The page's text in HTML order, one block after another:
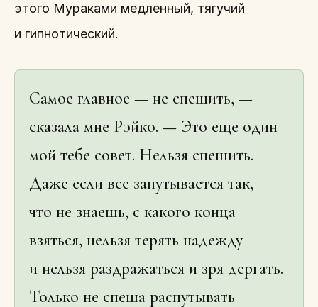
этого Мураками медленный, тягучий
и гипнотический.
Самое главное — не спешить, —
сказала мне Рэйко. — Это еще один
мой тебе совет. Нельзя спешить.
Даже если все запутывается так,
что не знаешь, с какого конца
взяться, нельзя терять надежду
и нельзя раздражаться и зря дергать.
Только не спеша распутывать